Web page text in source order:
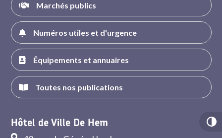
Marchés publics
Numéros utiles et d'urgence
Équipements et annuaires
Toutes nos publications
Hôtel de Ville De Hem